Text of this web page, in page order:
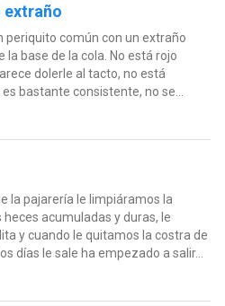
extraño
periquito común con un extraño
la base de la cola. No está rojo
dolerle al tacto, no está
bastante consistente, no se...
la pajarería le limpiáramos la
acumuladas y duras, le
y cuando le quitamos la costra de
días le sale ha empezado a salir...